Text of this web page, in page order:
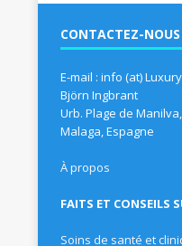
CONTACTEZ-NOUS
E-mail : info (at)
Björn Ingbrant
Urb. Plage de
Malaga, Espagne
À propos
FAITS ET CONSEILS
Soins de santé et